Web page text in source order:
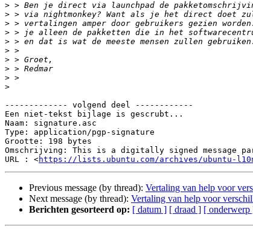
>
>
>
>
>
>
>
>
>
>
------------- volgend deel ------------
Een niet-tekst bijlage is gescrubt...
Naam: signature.asc
Type: application/pgp-signature
Grootte: 198 bytes
Omschrijving: This is a digitally signed message
URL : <https://lists.ubuntu.com/archives/ubuntu-
Previous message (by thread): Vertaling van help voor
Next message (by thread): Vertaling van help voor
Berichten gesorteerd op: [ datum ] [ draad ] [ onderwerp